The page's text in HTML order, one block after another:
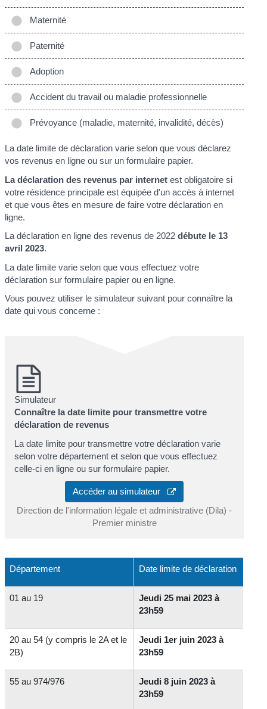
Maternité
Paternité
Adoption
Accident du travail ou maladie professionnelle
Prévoyance (maladie, maternité, invalidité, décès)
La date limite de déclaration varie selon que vous déclarez
vos revenus en ligne ou sur un formulaire papier.
La déclaration des revenus par internet est obligatoire si
votre résidence principale est équipée d'un accès à internet
et que vous êtes en mesure de faire votre déclaration en
ligne.
La déclaration en ligne des revenus de 2022débute le 13
avril 2023.
La date limite varie selon que vous effectuez votre
déclaration sur formulaire papier ou en ligne.
Vous pouvez utiliser le simulateur suivant pour connaître la
date qui vous concerne :
Simulateur
Connaître la date limite pour transmettre votre
déclaration de revenus
La date limite pour transmettre votre déclaration varie
selon votre département et selon que vous effectuez
celle-ci en ligne ou sur formulaire papier.
Accéder au simulateur
Direction de l'information légale et administrative (Dila) -
Premier ministre
Département Date limite de déclaration
01 au 19
Jeudi 25 mai 2023 à
23h59
20 au 54 (y compris le 2A et le
2B)
Jeudi 1er juin 2023 à
23h59
55 au 974/976
Jeudi 8 juin 2023 à
23h59